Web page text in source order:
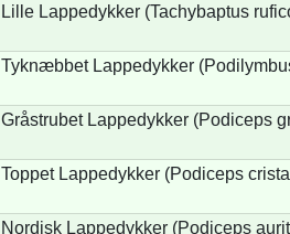
Lille Lappedykker (Tachybaptus
Tyknæbbet Lappedykker
Gråstrubet Lappedykker (Podiceps
Toppet Lappedykker (Podiceps
Nordisk Lappedykker (Podiceps